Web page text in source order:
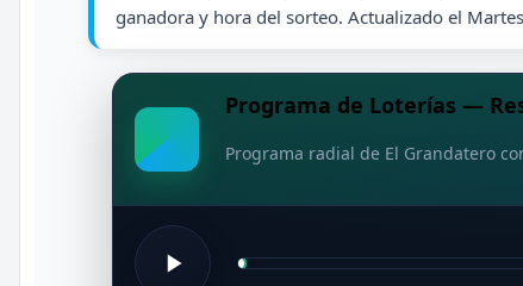
ganadora y hora del sorteo. Actualizado el
Programa de Loterías —
Programa radial de El Grandatero